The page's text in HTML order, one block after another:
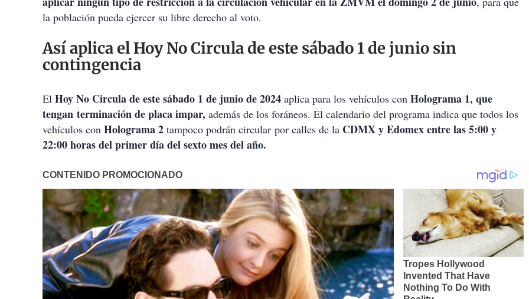
la población pueda ejercer su libre derecho al voto.
Así aplica el Hoy No Circula de este sábado 1 de junio sin
contingencia
El Hoy No Circula de este sábado 1 de junio de 2024 aplica para los vehículos con Holograma 1, que
tengan terminación de placa impar, además de los foráneos. El calendario del programa indica que todos los
vehículos con Holograma 2 tampoco podrán circular por calles de la CDMX y Edomex entre las 5:00 y
22:00 horas del primer día del sexto mes del año.